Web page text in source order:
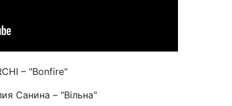
– "Bonfire"
Санина – "Вільна"